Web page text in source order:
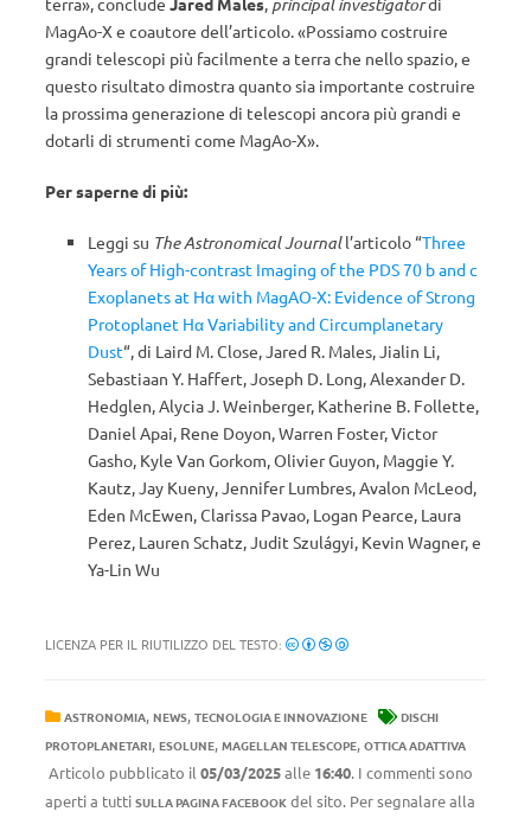
MagAo-X e coautore dell’articolo. «Possiamo costruire
grandi telescopi più facilmente a terra che nello spazio, e
questo risultato dimostra quanto sia importante costruire
la prossima generazione di telescopi ancora più grandi e
dotarli di strumenti come MagAo-X».
Per saperne di più:
Leggi su The Astronomical Journall’articolo “Three
Years of High-contrast Imaging of the PDS 70 b and c
Exoplanets at Hα with MagAO-X: Evidence of Strong
Protoplanet Hα Variability and Circumplanetary
Dust“, di Laird M. Close, Jared R. Males, Jialin Li,
Sebastiaan Y. Haffert, Joseph D. Long, Alexander D.
Hedglen, Alycia J. Weinberger, Katherine B. Follette,
Daniel Apai, Rene Doyon, Warren Foster, Victor
Gasho, Kyle Van Gorkom, Olivier Guyon, Maggie Y.
Kautz, Jay Kueny, Jennifer Lumbres, Avalon McLeod,
Eden McEwen, Clarissa Pavao, Logan Pearce, Laura
Perez, Lauren Schatz, Judit Szulágyi, Kevin Wagner, e
Ya-Lin Wu
LICENZA PER IL RIUTILIZZO DEL TESTO:
ASTRONOMIA, NEWS, TECNOLOGIA E INNOVAZIONE
DISCHI
PROTOPLANETARI, ESOLUNE, MAGELLAN TELESCOPE, OTTICA ADATTIVA
Articolo pubblicato il 05/03/2025alle 16:40. I commenti sono
aperti a tutti SULLA PAGINA FACEBOOK del sito. Per segnalare alla